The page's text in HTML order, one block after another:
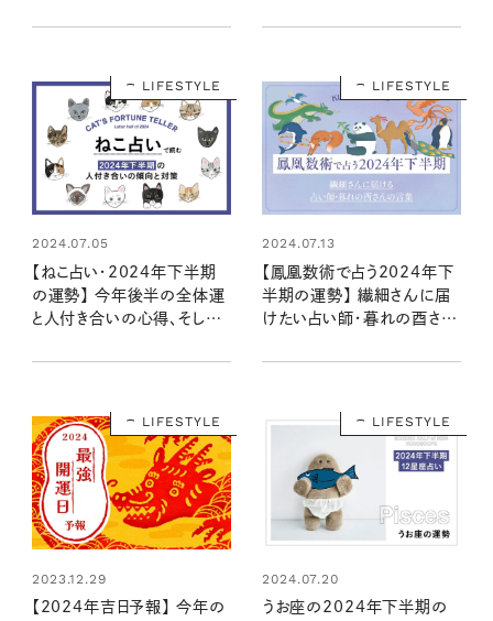
LIFESTYLE
2024.07.05
【ねこ占い・2024年下半期
の運勢】 今年後半の全体運
と人付き合いの心得、そして
LIFESTYLE
2024.07.13
【鳳凰数術で占う2024年下
半期の運勢】 繊細さんに届
けたい占い師・暮れの酉さん
LIFESTYLE
2023.12.29
【2024年吉日予報】 今年の
LIFESTYLE
2024.07.20
うお座の2024年下半期の